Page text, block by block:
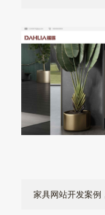
家具网站开发案例